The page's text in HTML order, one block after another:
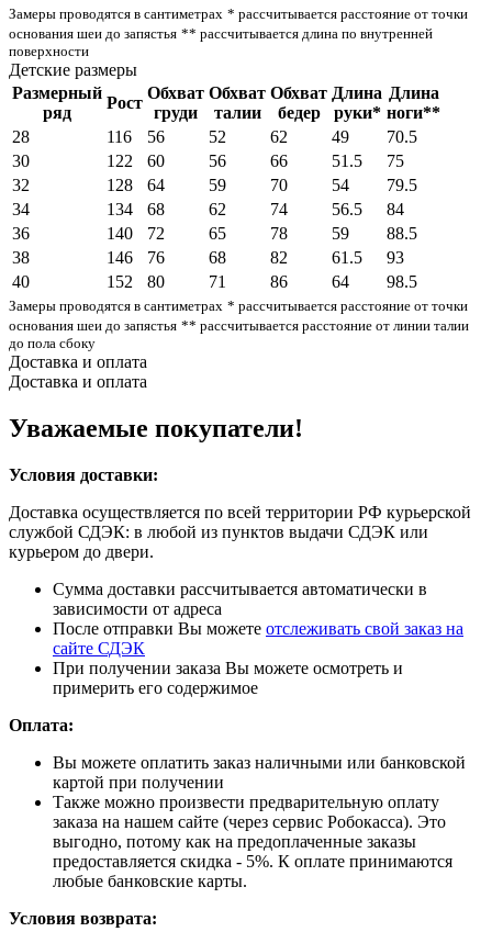
Замеры проводятся в сантиметрах * рассчитывается расстояние от точки
основания шеи до запястья ** рассчитывается длина по внутренней
поверхности
Детские размеры
Размерный
ряд
Рост
Обхват
груди
Обхват
талии
Обхват
бедер
Длина
руки*
Длина
ноги**
28
116 56 52 62 49
70.5
30
122 60 56 66 51.5
75
32
128 64 59 70 54
79.5
34
134 68 62 74 56.5
84
36
140 72 65 78 59
88.5
38
146 76 68 82 61.5
93
40
152 80 71 86 64 98.5
Замеры проводятся в сантиметрах * рассчитывается расстояние от точки
основания шеи до запястья ** рассчитывается расстояние от линии талии
до пола сбоку
Доставка и оплата
Доставка и оплата
Уважаемые покупатели!
Условия доставки:
Доставка осуществляется по всей территории РФ курьерской
службой СДЭК: в любой из пунктов выдачи СДЭК или
курьером до двери.
Сумма доставки рассчитывается автоматически в
зависимости от адреса
После отправки Вы можете отслеживать свой заказ на
сайте СДЭК
При получении заказа Вы можете осмотреть и
примерить его содержимое
Оплата:
Вы можете оплатить заказ наличными или банковской
картой при получении
Также можно произвести предварительную оплату
заказа на нашем сайте (через сервис Робокасса). Это
выгодно, потому как на предоплаченные заказы
предоставляется скидка - 5%. К оплате принимаются
любые банковские карты.
Условия возврата: